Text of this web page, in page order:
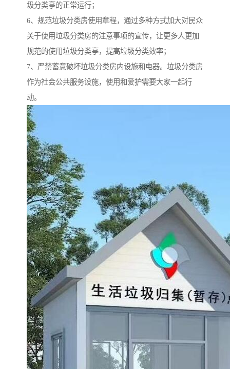
圾分类亭的正常运行；
6、规范垃圾分类房使用章程，通过多种方式加大对民众
关于使用垃圾分类房的注意事项的宣传，让更多人更加
规范的使用垃圾分类亭，提高垃圾分类效率；
7、严禁蓄意破坏垃圾分类房内设施和电器。垃圾分类房
作为社会公共服务设施，使用和爱护需要大家一起行
动。